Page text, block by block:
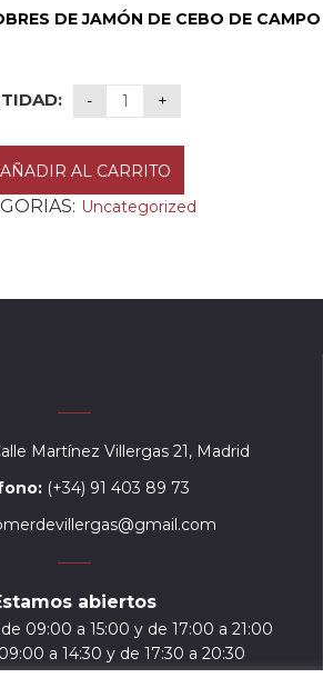
DE JAMÓN DE CEBO DE CAMPO
AÑADIR AL CARRITO
Uncategorized
Martínez Villergas 21, Madrid
(+34) 91 403 89 73
abiertos
09:00 a 15:00 y de 17:00 a 21:00
a 14:30 y de 17:30 a 20:30